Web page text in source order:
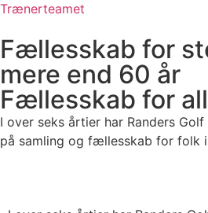
Trænerteamet
Fællesskab for
mere end 60 år
Fællesskab for
I over seks årtier har Randers
på samling og fællesskab for folk i